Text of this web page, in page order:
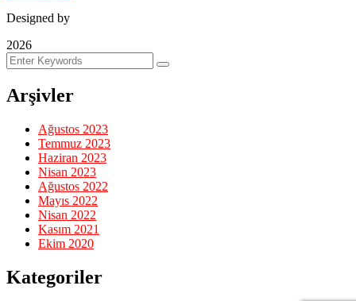
Designed by
2026
Arşivler
Ağustos 2023
Temmuz 2023
Haziran 2023
Nisan 2023
Ağustos 2022
Mayıs 2022
Nisan 2022
Kasım 2021
Ekim 2020
Kategoriler